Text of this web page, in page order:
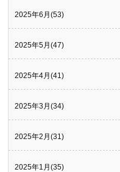
2025年6月(53)
2025年5月(47)
2025年4月(41)
2025年3月(34)
2025年2月(31)
2025年1月(35)